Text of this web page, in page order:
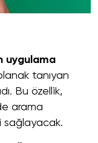
uygulama
tanıyan
Bu özellik,
arama
sağlayacak.